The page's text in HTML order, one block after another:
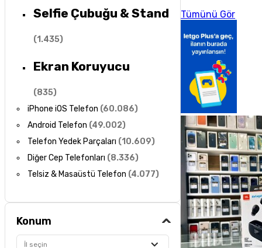
Selfie Çubuğu & Stand
(1.435)
Ekran Koruyucu
(835)
iPhone iOS Telefon (60.086)
Android Telefon (49.002)
Telefon Yedek Parçaları (10.609)
Diğer Cep Telefonları (8.336)
Telsiz & Masaüstü Telefon (4.077)
Konum
İl seçin
Tümünü Gör